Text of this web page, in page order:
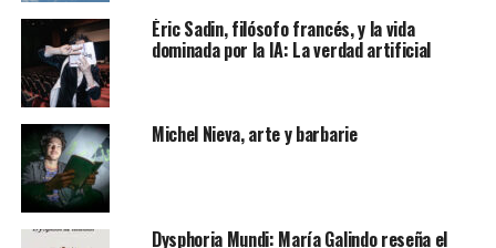
Éric Sadin, filósofo francés, y la vida
dominada por la IA: La verdad artificial
Michel Nieva, arte y barbarie
Dysphoria Mundi: María Galindo reseña el